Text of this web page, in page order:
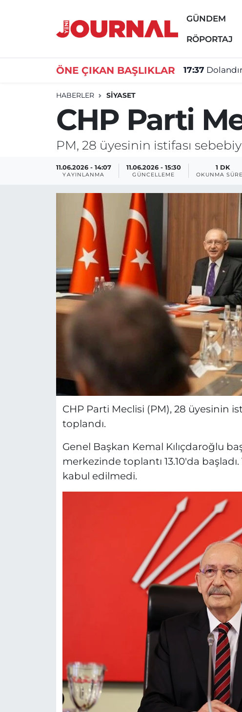
GÜNDEM
RÖPORTAJ
ÖNE ÇIKAN BAŞLIKLAR 17:37
HABERLER SİYASET
CHP Parti
PM, 28 üyesinin istifası
11.06.2026 - 14:07
YAYINLANMA
11.06.2026 - 15:30
GÜNCELLEME
1 DK
OKUNMA
CHP Parti Meclisi (PM), 28 üyesinin
toplandı.
Genel Başkan Kemal Kılıçdaroğlu
merkezinde toplantı 13.10'da
kabul edilmedi.
GÜNDEM
DÜNYA
Nöbetçi Eczaneler
Süper Lig Puan Durumu ve Fikstür